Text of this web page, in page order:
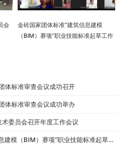
会
金砖国家团体标准“建筑信息建模
（BIM）赛项”职业技能标准起草工作
体标准审查会议成功召开
体标准审查会议成功举办
委员会召开年度工作会议
）赛项”职业技能标准起草工作组成立会议顺利召开